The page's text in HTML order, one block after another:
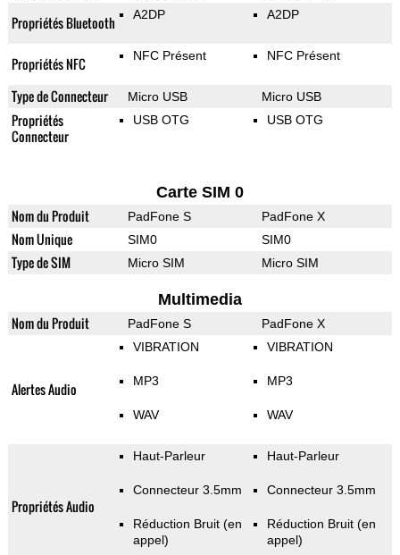
Propriétés Bluetooth A2DP A2DP
Propriétés NFC NFC Présent NFC Présent
Type de Connecteur Micro USB Micro USB
Propriétés
Connecteur
USB OTG USB OTG
Carte SIM 0
Nom du Produit PadFone S PadFone X
Nom Unique SIM0 SIM0
Type de SIM Micro SIM Micro SIM
Multimedia
Nom du Produit PadFone S PadFone X
Alertes Audio
VIBRATION
MP3
WAV
VIBRATION
MP3
WAV
Propriétés Audio
Haut-Parleur
Connecteur 3.5mm
Réduction Bruit (en
appel)
Haut-Parleur
Connecteur 3.5mm
Réduction Bruit (en
appel)